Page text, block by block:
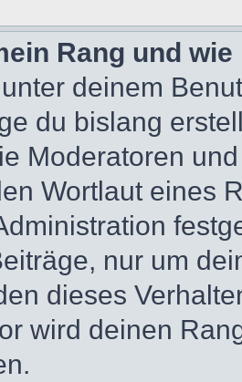
Rang und
deinem
du bislang
Moderatoren
Wortlaut eines
nur um
dieses
wird deinen